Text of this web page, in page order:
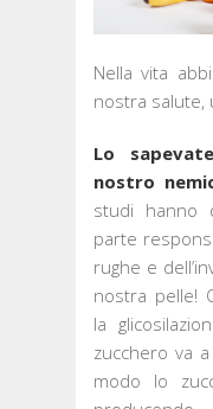
Nella vita
nostra salute,
Lo
nostro
studi hanno
parte
rughe e
nostra pelle!
la
zucchero va
modo lo